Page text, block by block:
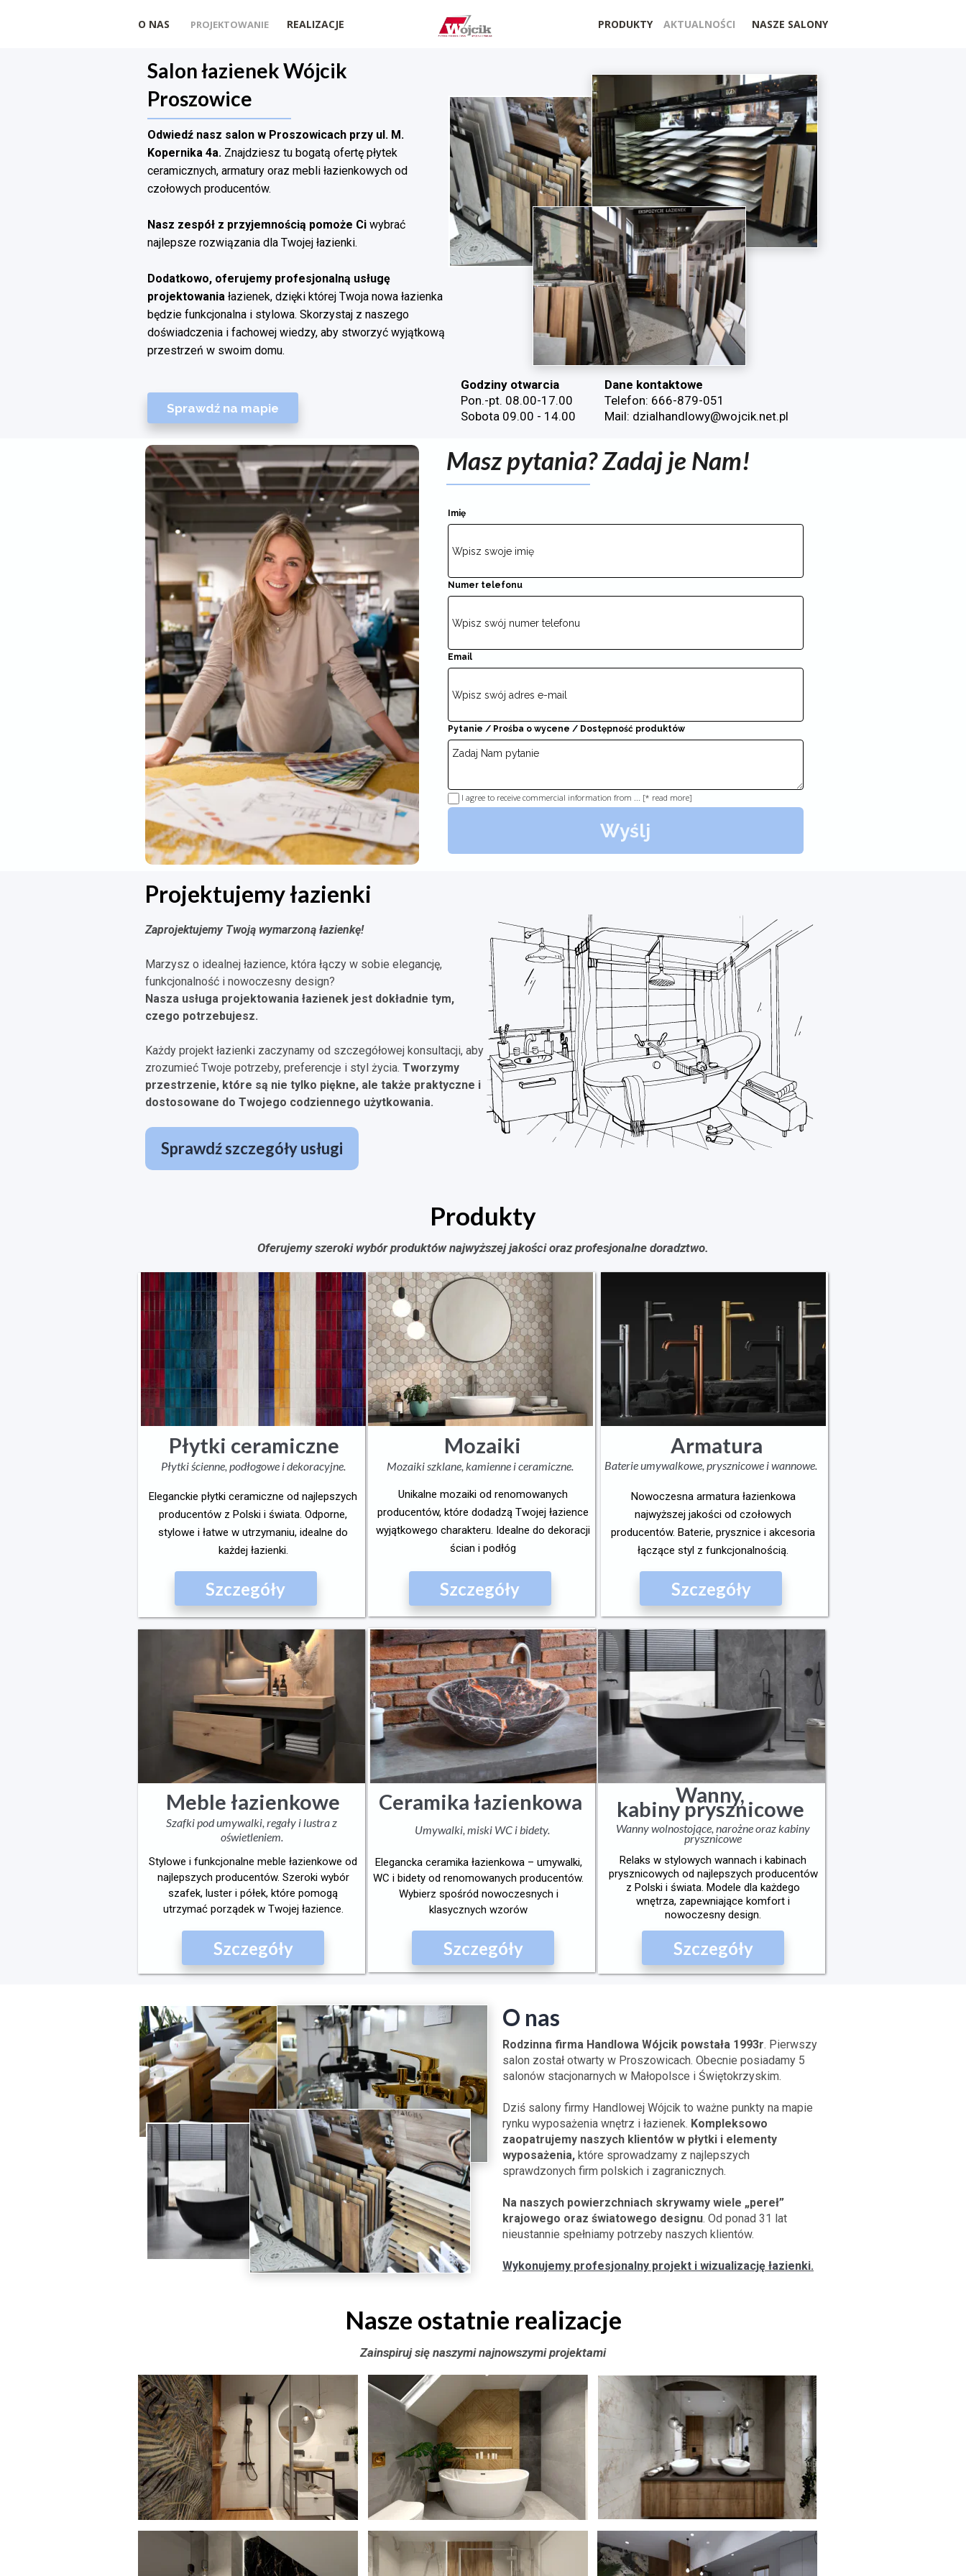
REALIZACJE
PROJEKTOWANIE
O NAS PRODUKTY AKTUALNOŚCI NASZE SALONY
Salon łazienek Wójcik
Proszowice
Sprawdź na mapie
Odwiedź nasz salon w Proszowicach przy ul. M.
Kopernika 4a. Znajdziesz tu bogatą ofertę płytek
ceramicznych, armatury oraz mebli łazienkowych od
czołowych producentów.
Nasz zespół z przyjemnością pomoże Ci wybrać
najlepsze rozwiązania dla Twojej łazienki.
Dodatkowo, oferujemy profesjonalną usługę
projektowania łazienek, dzięki której Twoja nowa łazienka
będzie funkcjonalna i stylowa. Skorzystaj z naszego
doświadczenia i fachowej wiedzy, aby stworzyć wyjątkową
przestrzeń w swoim domu.
Godziny otwarcia
Pon.-pt. 08.00-17.00
Sobota 09.00 - 14.00
Dane kontaktowe
Telefon: 666-879-051
Mail: dzialhandlowy@wojcik.net.pl
Imię
Numer telefonu
Email
Pytanie / Prośba o wycene / Dostępność produktów
I agree to receive commercial information from ... [* read more]
Wyślj
Masz pytania? Zadaj je Nam!
Zaprojektujemy Twoją wymarzoną łazienkę!
Marzysz o idealnej łazience, która łączy w sobie elegancję,
funkcjonalność i nowoczesny design?
Nasza usługa projektowania łazienek jest dokładnie tym,
czego potrzebujesz.
Każdy projekt łazienki zaczynamy od szczegółowej konsultacji, aby
zrozumieć Twoje potrzeby, preferencje i styl życia. Tworzymy
przestrzenie, które są nie tylko piękne, ale także praktyczne i
dostosowane do Twojego codziennego użytkowania.
Projektujemy łazienki
Sprawdź szczegóły usługi
Płytki ceramiczne
Eleganckie płytki ceramiczne od najlepszych
producentów z Polski i świata. Odporne,
stylowe i łatwe w utrzymaniu, idealne do
każdej łazienki.
Unikalne mozaiki od renomowanych
producentów, które dodadzą Twojej łazience
wyjątkowego charakteru. Idealne do dekoracji
ścian i podłóg
Mozaiki
Nowoczesna armatura łazienkowa
najwyższej jakości od czołowych
producentów. Baterie, prysznice i akcesoria
łączące styl z funkcjonalnością.
Armatura
Płytki ścienne, podłogowe i dekoracyjne. Mozaiki szklane, kamienne i ceramiczne. Baterie umywalkowe, prysznicowe i wannowe.
Produkty
Oferujemy szeroki wybór produktów najwyższej jakości oraz profesjonalne doradztwo.
Meble łazienkowe Ceramika łazienkowa Wanny,
kabiny prysznicowe
Szafki pod umywalki, regały i lustra z
oświetleniem.
Umywalki, miski WC i bidety. Wanny wolnostojące, narożne oraz kabiny
prysznicowe
Stylowe i funkcjonalne meble łazienkowe od
najlepszych producentów. Szeroki wybór
szafek, luster i półek, które pomogą
utrzymać porządek w Twojej łazience.
Elegancka ceramika łazienkowa – umywalki,
WC i bidety od renomowanych producentów.
Wybierz spośród nowoczesnych i
klasycznych wzorów
Relaks w stylowych wannach i kabinach
prysznicowych od najlepszych producentów
z Polski i świata. Modele dla każdego
wnętrza, zapewniające komfort i
nowoczesny design.
Szczegóły
Szczegóły Szczegóły Szczegóły
Szczegóły Szczegóły
O nas
Rodzinna firma Handlowa Wójcik powstała 1993r. Pierwszy
salon został otwarty w Proszowicach. Obecnie posiadamy 5
salonów stacjonarnych w Małopolsce i Świętokrzyskim.
Dziś salony firmy Handlowej Wójcik to ważne punkty na mapie
rynku wyposażenia wnętrz i łazienek. Kompleksowo
zaopatrujemy naszych klientów w płytki i elementy
wyposażenia, które sprowadzamy z najlepszych
sprawdzonych firm polskich i zagranicznych.
Na naszych powierzchniach skrywamy wiele „pereł”
krajowego oraz światowego designu. Od ponad 31 lat
nieustannie spełniamy potrzeby naszych klientów.
Wykonujemy profesjonalny projekt i wizualizację łazienki.
Nasze ostatnie realizacje
Zainspiruj się naszymi najnowszymi projektami